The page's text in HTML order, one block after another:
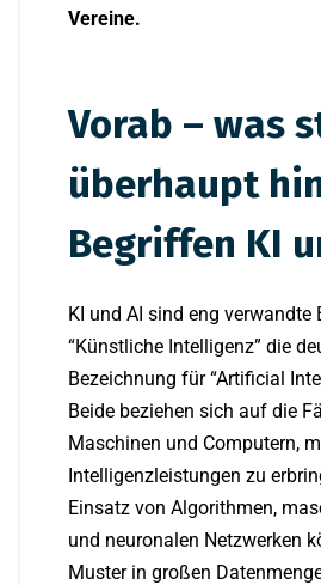
Vereine.
Vorab – was
überhaupt
Begriffen KI
KI und AI sind eng verwandte
“Künstliche Intelligenz” die
Bezeichnung für “Artificial
Beide beziehen sich auf die
Maschinen und Computern,
Intelligenzleistungen zu
Einsatz von Algorithmen,
und neuronalen Netzwerken
Muster in großen